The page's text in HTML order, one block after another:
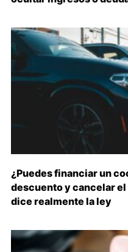
¿Puedes financiar un
descuento y cancelar el
dice realmente la ley